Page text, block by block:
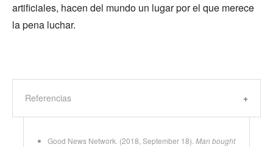
artificiales, hacen del mundo un lugar por el que merece
la pena luchar.
Referencias
Good News Network. (2018, September 18).Man bought